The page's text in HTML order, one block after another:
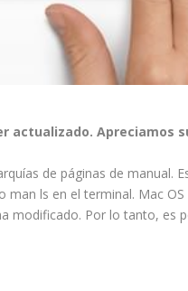
actualizado. Apreciamos
de páginas de manual.
man ls en el terminal. Mac
modificado. Por lo tanto, es